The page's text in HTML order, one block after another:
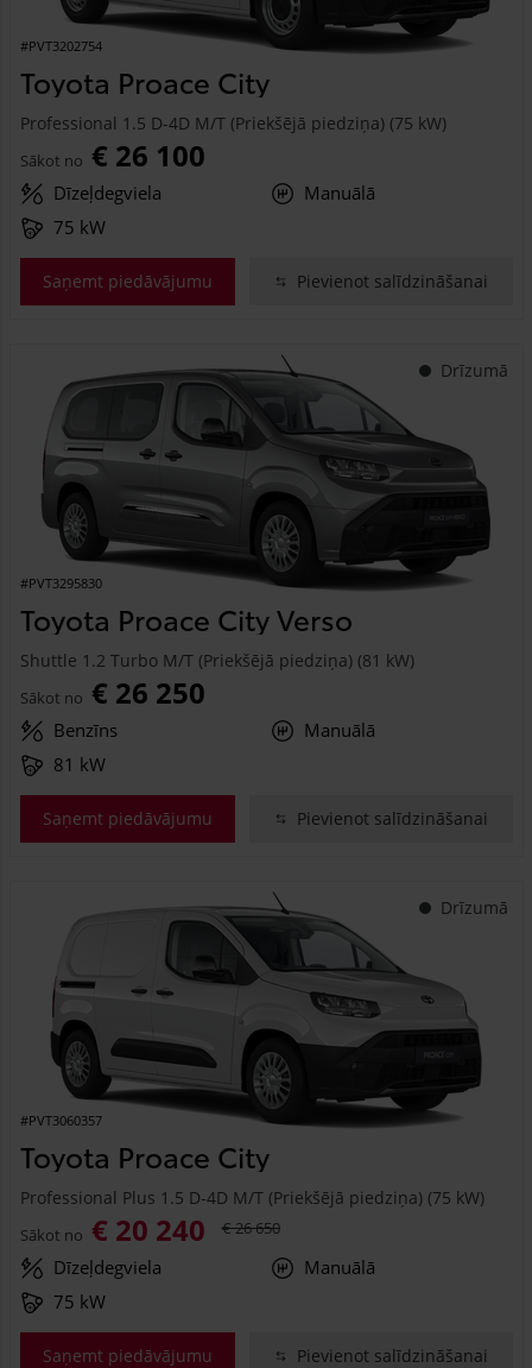
#PVT3202754
Toyota Proace City
Professional 1.5 D-4D M/T (Priekšējā piedziņa) (75 kW)
Sākot no € 26 100
Dīzeļdegviela
Manuālā
75 kW
Saņemt piedāvājumu Pievienot salīdzināšanai
Drīzumā
#PVT3295830
Toyota Proace City Verso
Shuttle 1.2 Turbo M/T (Priekšējā piedziņa) (81 kW)
Sākot no € 26 250
Benzīns
Manuālā
81 kW
Saņemt piedāvājumu Pievienot salīdzināšanai
Drīzumā
#PVT3060357
Toyota Proace City
Professional Plus 1.5 D-4D M/T (Priekšējā piedziņa) (75 kW)
Sākot no € 20 240 € 26 650
Dīzeļdegviela
Manuālā
75 kW
Saņemt piedāvājumu Pievienot salīdzināšanai